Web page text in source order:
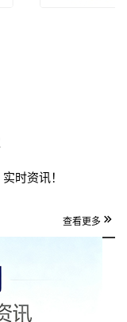
时资讯！
查看更多